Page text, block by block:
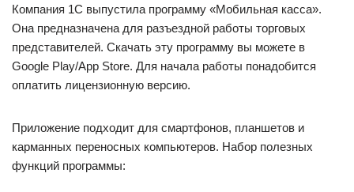
Компания 1С выпустила программу «Мобильная касса».
Она предназначена для разъездной работы торговых
представителей. Скачать эту программу вы можете в
Google Play/App Store. Для начала работы понадобится
оплатить лицензионную версию.
Приложение подходит для смартфонов, планшетов и
карманных переносных компьютеров. Набор полезных
функций программы: